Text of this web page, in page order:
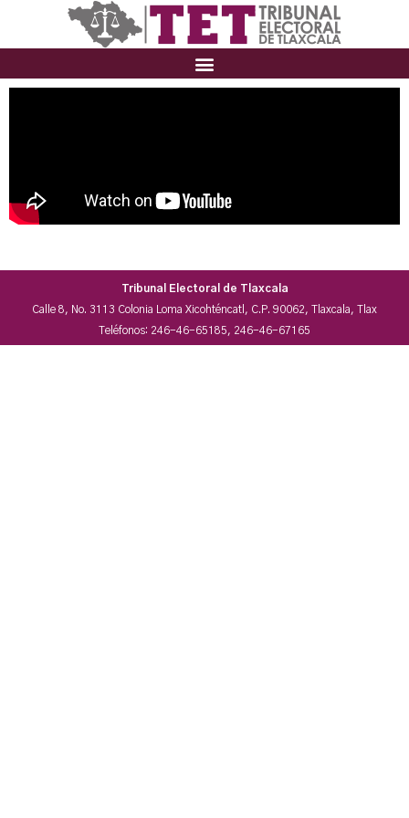
Tribunal Electoral de Tlaxcala
Calle 8, No. 3113 Colonia Loma Xicohténcatl, C.P. 90062, Tlaxcala, Tlax
Teléfonos: 246-46-65185, 246-46-67165